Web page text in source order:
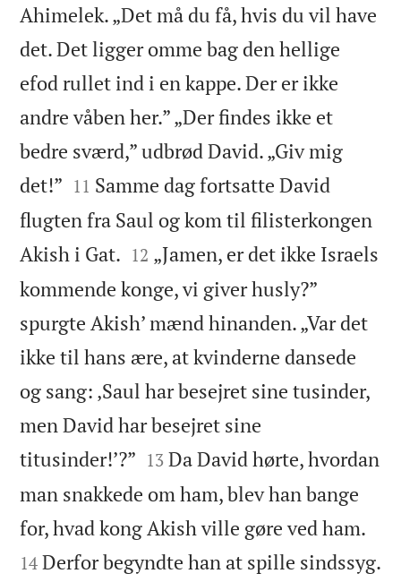
Ahimelek. „Det må du få, hvis du vil have
det. Det ligger omme bag den hellige
efod rullet ind i en kappe. Der er ikke
andre våben her.” „Der findes ikke et
bedre sværd,” udbrød David. „Giv mig
det!” 

11 Samme dag fortsatte David
flugten fra Saul og kom til filisterkongen
Akish i Gat. 

12 „Jamen, er det ikke Israels
kommende konge, vi giver husly?”
spurgte Akish’ mænd hinanden. „Var det
ikke til hans ære, at kvinderne dansede
og sang: ‚Saul har besejret sine tusinder,
men David har besejret sine
titusinder!’?” 

13 Da David hørte, hvordan
man snakkede om ham, blev han bange
for, hvad kong Akish ville gøre ved ham.
14 Derfor begyndte han at spille sindssyg.